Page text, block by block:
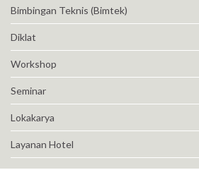
Bimbingan Teknis (Bimtek)
Diklat
Workshop
Seminar
Lokakarya
Layanan Hotel